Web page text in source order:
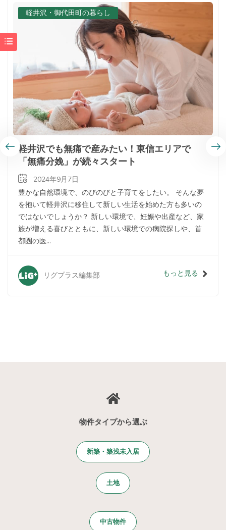
軽井沢・御代田町の暮らし
軽井沢でも無痛で産みたい！東信エリアで
「無痛分娩」が続々スタート
2024年9月7日
豊かな自然環境で、のびのびと子育てをしたい。 そんな夢
を抱いて軽井沢に移住して新しい生活を始めた方も多いの
ではないでしょうか？ 新しい環境で、妊娠や出産など、家
族が増える喜びとともに、新しい環境での病院探しや、首
都圏の医...
リグプラス編集部 もっと見る
物件タイプから選ぶ
新築・築浅未入居
土地
中古物件